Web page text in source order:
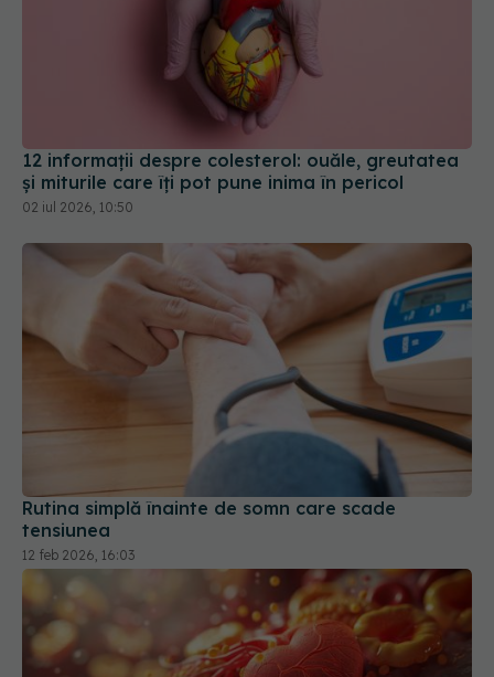
12 informații despre colesterol: ouăle, greutatea
și miturile care îți pot pune inima în pericol
02 iul 2026, 10:50
Rutina simplă înainte de somn care scade
tensiunea
12 feb 2026, 16:03